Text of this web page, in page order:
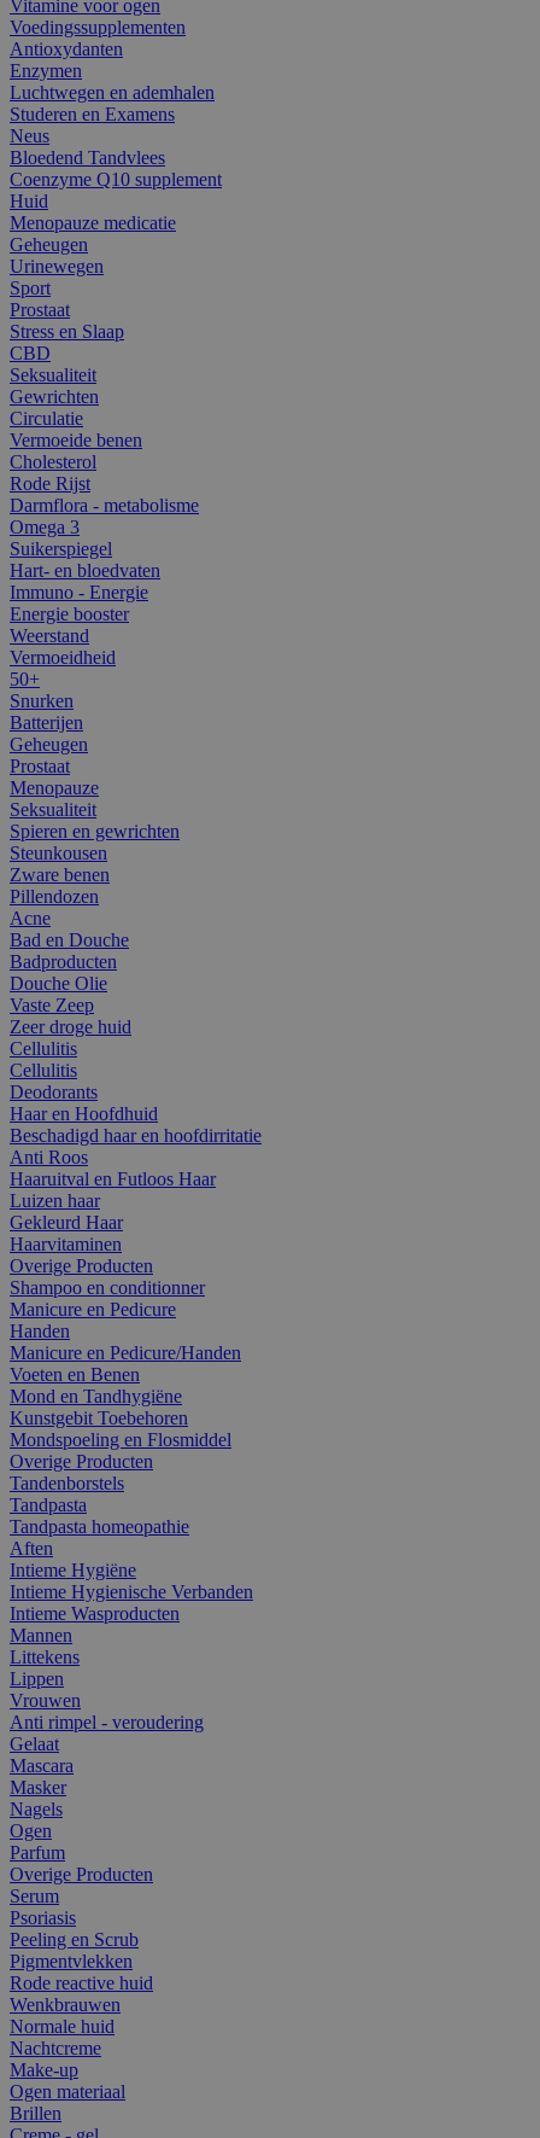
Vitamine voor ogen
Voedingssupplementen
Antioxydanten
Enzymen
Luchtwegen en ademhalen
Studeren en Examens
Neus
Bloedend Tandvlees
Coenzyme Q10 supplement
Huid
Menopauze medicatie
Geheugen
Urinewegen
Sport
Prostaat
Stress en Slaap
CBD
Seksualiteit
Gewrichten
Circulatie
Vermoeide benen
Cholesterol
Rode Rijst
Darmflora - metabolisme
Omega 3
Suikerspiegel
Hart- en bloedvaten
Immuno - Energie
Energie booster
Weerstand
Vermoeidheid
50+
Snurken
Batterijen
Geheugen
Prostaat
Menopauze
Seksualiteit
Spieren en gewrichten
Steunkousen
Zware benen
Pillendozen
Acne
Bad en Douche
Badproducten
Douche Olie
Vaste Zeep
Zeer droge huid
Cellulitis
Cellulitis
Deodorants
Haar en Hoofdhuid
Beschadigd haar en hoofdirritatie
Anti Roos
Haaruitval en Futloos Haar
Luizen haar
Gekleurd Haar
Haarvitaminen
Overige Producten
Shampoo en conditionner
Manicure en Pedicure
Handen
Manicure en Pedicure/Handen
Voeten en Benen
Mond en Tandhygiëne
Kunstgebit Toebehoren
Mondspoeling en Flosmiddel
Overige Producten
Tandenborstels
Tandpasta
Tandpasta homeopathie
Aften
Intieme Hygiëne
Intieme Hygienische Verbanden
Intieme Wasproducten
Mannen
Littekens
Lippen
Vrouwen
Anti rimpel - veroudering
Gelaat
Mascara
Masker
Nagels
Ogen
Parfum
Overige Producten
Serum
Psoriasis
Peeling en Scrub
Pigmentvlekken
Rode reactive huid
Wenkbrauwen
Normale huid
Nachtcreme
Make-up
Ogen materiaal
Brillen